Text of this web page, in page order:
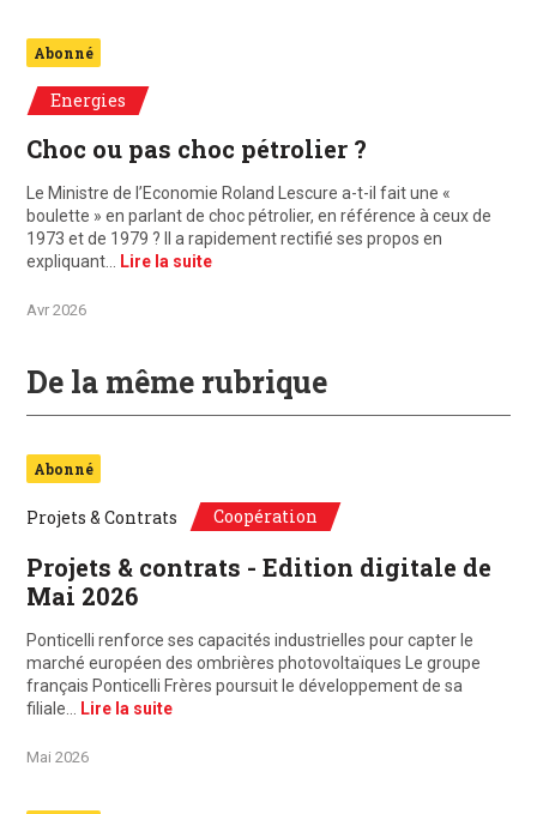
Abonné
Energies
Choc ou pas choc pétrolier ?
Le Ministre de l’Economie Roland Lescure a-t-il fait une «
boulette » en parlant de choc pétrolier, en référence à ceux de
1973 et de 1979 ? Il a rapidement rectifié ses propos en
expliquant…
Lire la suite
Avr 2026
De la même rubrique
Abonné
Projets & Contrats Coopération
Projets & contrats - Edition digitale de
Mai 2026
Ponticelli renforce ses capacités industrielles pour capter le
marché européen des ombrières photovoltaïques Le groupe
français Ponticelli Frères poursuit le développement de sa
filiale…
Lire la suite
Mai 2026